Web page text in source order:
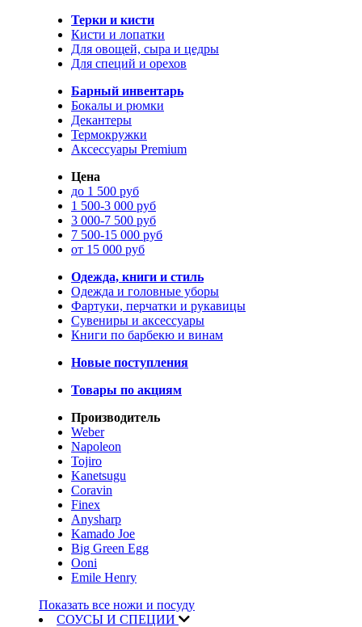
Терки и кисти
Кисти и лопатки
Для овощей, сыра и цедры
Для специй и орехов
Барный инвентарь
Бокалы и рюмки
Декантеры
Термокружки
Аксессуары Premium
Цена
до 1 500 руб
1 500-3 000 руб
3 000-7 500 руб
7 500-15 000 руб
от 15 000 руб
Одежда, книги и стиль
Одежда и головные уборы
Фартуки, перчатки и рукавицы
Сувениры и аксессуары
Книги по барбекю и винам
Новые поступления
Товары по акциям
Производитель
Weber
Napoleon
Tojiro
Kanetsugu
Coravin
Finex
Anysharp
Kamado Joe
Big Green Egg
Ooni
Emile Henry
Показать все ножи и посуду
СОУСЫ И СПЕЦИИ